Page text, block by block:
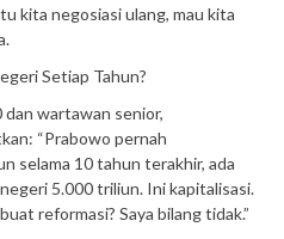
kita negosiasi ulang, mau kita
Setiap Tahun?
dan wartawan senior,
“Prabowo pernah
selama 10 tahun terakhir, ada
5.000 triliun. Ini kapitalisasi.
reformasi? Saya bilang tidak.”